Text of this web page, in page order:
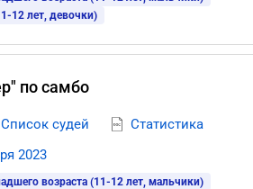
12 лет, девочки)
по самбо
Список судей
Статистика
2023
возраста (11-12 лет, мальчики)